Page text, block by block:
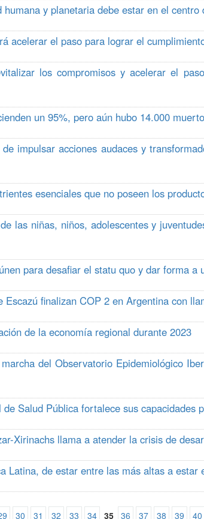
y planetaria debe estar en el centro
acelerar el paso para lograr el
los compromisos y acelerar el
un 95%, pero aún hubo 14.000
impulsar acciones audaces y
esenciales que no poseen los
las niñas, niños, adolescentes y
para desafiar el statu quo y dar forma a
Escazú finalizan COP 2 en Argentina con
de la economía regional durante 2023
del Observatorio Epidemiológico
Salud Pública fortalece sus
Xirinachs llama a atender la crisis de
Latina, de estar entre las más altas a estar
30 31 32 33 34 35 36 37 38 39 40